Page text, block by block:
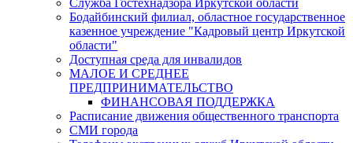
Служба Гостехнадзора Иркутской области
Бодайбинский филиал, областное государственное
казенное учреждение "Кадровый центр Иркутской
области"
Доступная среда для инвалидов
МАЛОЕ И СРЕДНЕЕ
ПРЕДПРИНИМАТЕЛЬСТВО
ФИНАНСОВАЯ ПОДДЕРЖКА
Расписание движения общественного транспорта
СМИ города